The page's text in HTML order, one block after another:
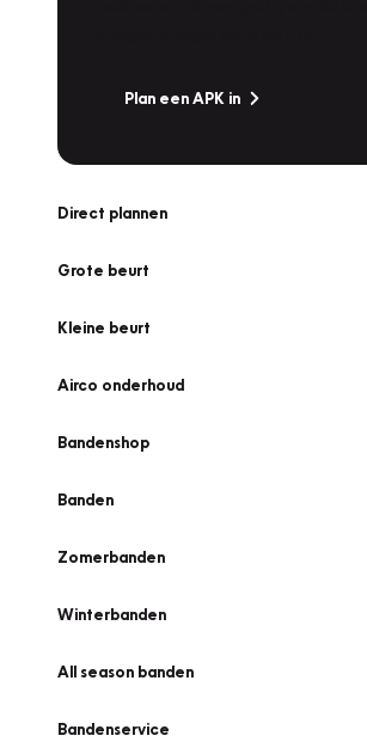
Plan een APK in
Direct plannen
Grote beurt
Kleine beurt
Airco onderhoud
Bandenshop
Banden
Zomerbanden
Winterbanden
All season banden
Bandenservice